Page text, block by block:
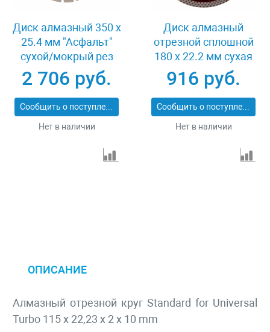
Диск алмазный 350 х
25.4 мм "Асфальт"
сухой/мокрый рез
Сибртех 731013
2 706 руб.
Сообщить о поступлении
Нет в наличии
Диск алмазный
отрезной сплошной
180 х 22.2 мм сухая
резка Matrix
Professional 73128
916 руб.
Сообщить о поступлении
Нет в наличии
ОПИСАНИЕ
Алмазный отрезной круг Standard for Universal
Turbo 115 x 22,23 x 2 x 10 mm